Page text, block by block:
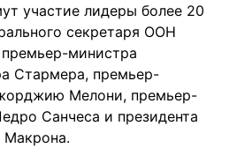
участие лидеры более 20
секретаря ООН
министра
Стармера, премьер-
Мелони, премьер-
Санчеса и президента